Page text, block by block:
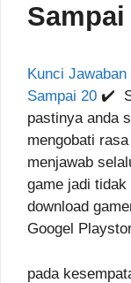
Sampai
Kunci
Sampai 20 ✔️
pastinya anda
mengobati
menjawab
game jadi
download
Googel
pada